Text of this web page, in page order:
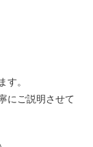
す。
にご説明させて